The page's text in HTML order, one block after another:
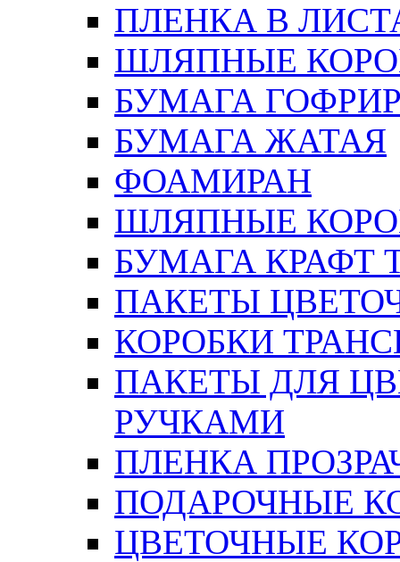
ПЛЕНКА В
ШЛЯПНЫЕ
БУМАГА
БУМАГА ЖАТАЯ
ФОАМИРАН
ШЛЯПНЫЕ
БУМАГА КРАФТ
ПАКЕТЫ
КОРОБКИ
ПАКЕТЫ ДЛЯ
РУЧКАМИ
ПЛЕНКА
ПОДАРОЧНЫЕ
ЦВЕТОЧНЫЕ